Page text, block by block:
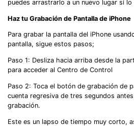
puedes arrastrarlo a un nuevo lugar si lo
Haz tu Grabación de Pantalla de iPhone
Para grabar la pantalla del iPhone
pantalla, sigue estos pasos;
Paso 1: Desliza hacia arriba desde la
para acceder al Centro de Control
Paso 2: Toca el botón de grabación de
cuenta regresiva de tres segundos
grabación.
Este es un lapso de tiempo muy corto,